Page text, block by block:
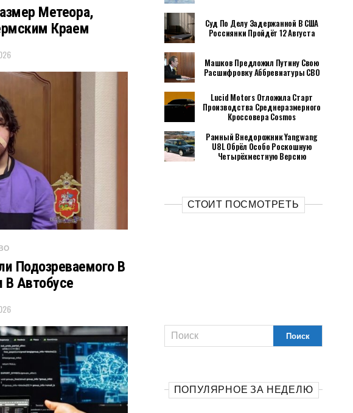
Метеора,
Краем
Подозреваемого В
Автобусе
Суд По Делу Задержанной В США
Россиянки Пройдёт 12 Августа
Машков Предложил Путину Свою
Расшифровку Аббревиатуры СВО
Lucid Motors Отложила Старт
Производства Среднеразмерного
Кроссовера Cosmos
Рамный Внедорожник Yangwang
U8L Обрёл Особо Роскошную
Четырёхместную Версию
СТОИТ ПОСМОТРЕТЬ
ПОПУЛЯРНОЕ ЗА НЕДЕЛЮ